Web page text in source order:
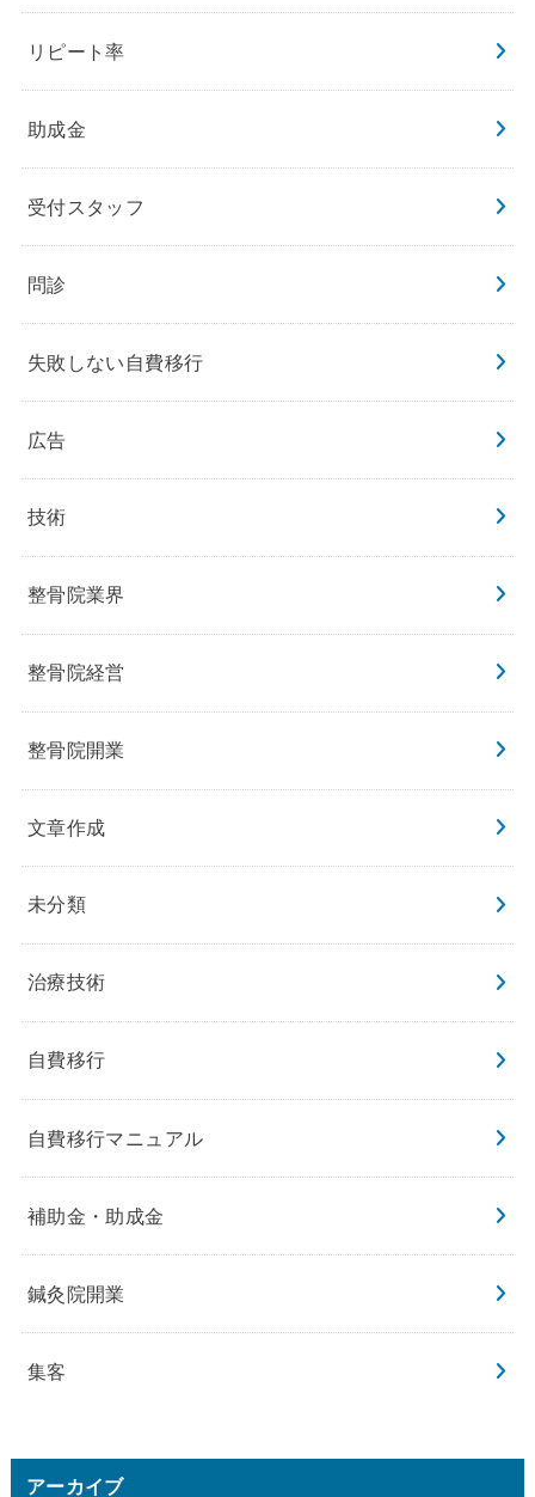
リピート率
助成金
受付スタッフ
問診
失敗しない自費移行
広告
技術
整骨院業界
整骨院経営
整骨院開業
文章作成
未分類
治療技術
自費移行
自費移行マニュアル
補助金・助成金
鍼灸院開業
集客
アーカイブ